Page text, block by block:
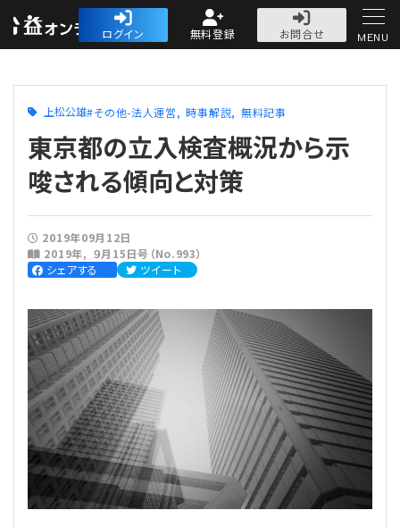
公益・一般法人オ
ログイン 無料登録
お問合せ
人気記事
法人運営
法人運営
理事会
評議員会・社員総会
理事・監事
会計・税務
会計・税務
定期提出書類
会計処理
労務
労務
労務管理
法務
法務
利益相反取引
経営
連載
MENU
上松公雄 その他-法人運営 時事解説 無料記事
東京都の立入検査概況から示
唆される傾向と対策
2019年09月12日
2019年
９月15日号（No.993）
シェアする
ツイート